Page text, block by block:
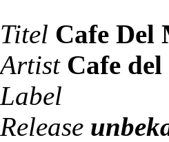
Titel Cafe Del
Artist Cafe
Label
Release